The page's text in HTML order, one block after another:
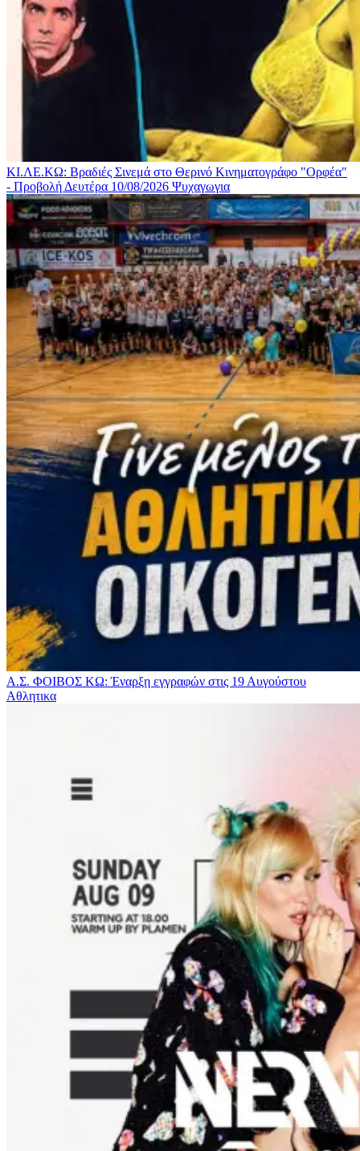
ΚΙ.ΛΕ.ΚΩ: Βραδιές Σινεμά στο Θερινό Κινηματογράφο "Ορφέα"
- Προβολή Δευτέρα 10/08/2026 Ψυχαγωγια
Α.Σ. ΦΟΙΒΟΣ ΚΩ: Έναρξη εγγραφών στις 19 Αυγούστου
Αθλητικα